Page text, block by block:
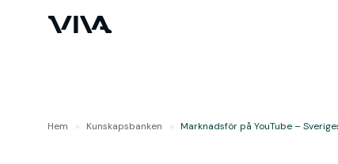
Hem » Kunskaps­banken » Marknadsför på YouTube –